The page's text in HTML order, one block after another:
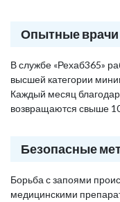
Опытные врачи
В службе «Рехаб365»
высшей категории
Каждый месяц
возвращаются свыше
Безопасные
Борьба с запоями
медицинскими